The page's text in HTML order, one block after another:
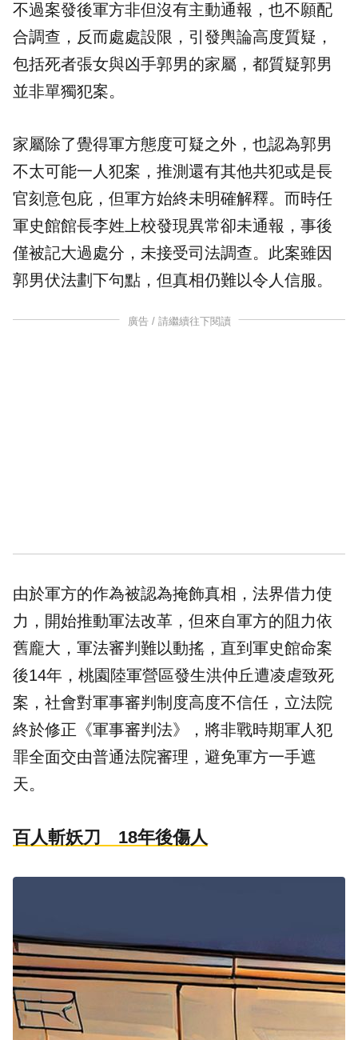
不過案發後軍方非但沒有主動通報，也不願配
合調查，反而處處設限，引發輿論高度質疑，
包括死者張女與凶手郭男的家屬，都質疑郭男
並非單獨犯案。
家屬除了覺得軍方態度可疑之外，也認為郭男
不太可能一人犯案，推測還有其他共犯或是長
官刻意包庇，但軍方始終未明確解釋。而時任
軍史館館長李姓上校發現異常卻未通報，事後
僅被記大過處分，未接受司法調查。此案雖因
郭男伏法劃下句點，但真相仍難以令人信服。
廣告 / 請繼續往下閱讀
由於軍方的作為被認為掩飾真相，法界借力使
力，開始推動軍法改革，但來自軍方的阻力依
舊龐大，軍法審判難以動搖，直到軍史館命案
後14年，桃園陸軍營區發生洪仲丘遭凌虐致死
案，社會對軍事審判制度高度不信任，立法院
終於修正《軍事審判法》，將非戰時期軍人犯
罪全面交由普通法院審理，避免軍方一手遮
天。
百人斬妖刀 18年後傷人